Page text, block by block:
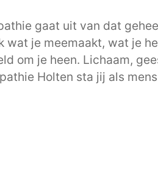
gaat uit van dat
wat je meemaakt, wat je
om je heen. Lichaam,
Holten sta jij als